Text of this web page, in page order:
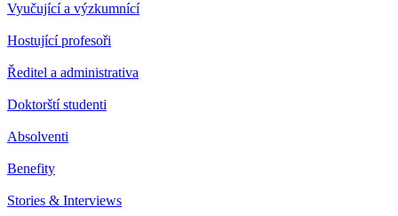
Vyučující a výzkumnící
Hostující profesoři
Ředitel a administrativa
Doktorští studenti
Absolventi
Benefity
Stories & Interviews